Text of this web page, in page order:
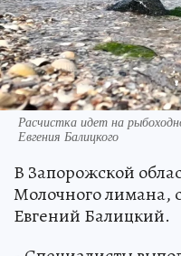
Расчистка идет на
Евгения Балицкого
В Запорожской
Молочного лимана,
Евгений Балицкий.